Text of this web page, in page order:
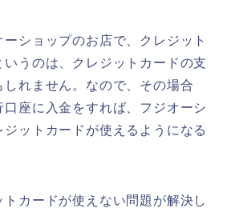
ショップのお店で、クレジット
いうのは、クレジットカードの支
れません。なので、その場合
座に入金をすれば、フジオーシ
ジットカードが使えるようになる
カードが使えない問題が解決し